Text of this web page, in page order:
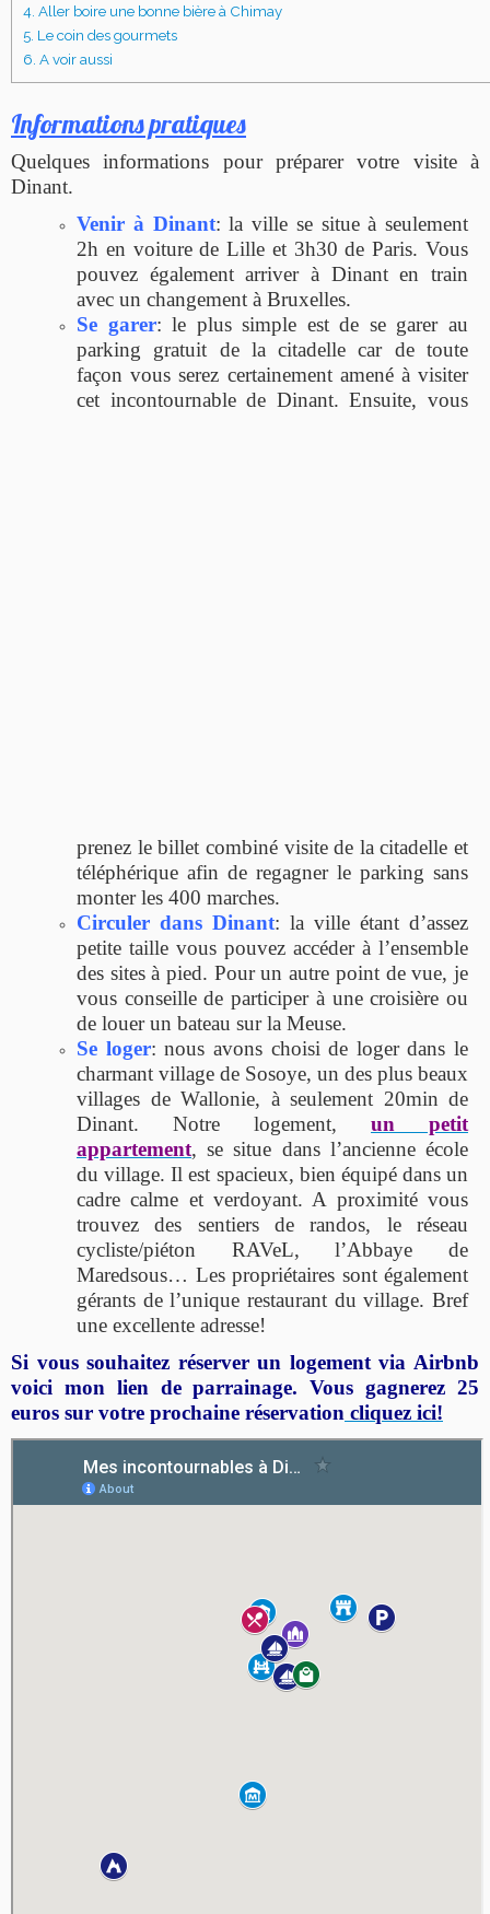
4. Aller boire une bonne bière à Chimay
5. Le coin des gourmets
6. A voir aussi
Informations pratiques
Quelques informations pour préparer votre visite à
Dinant.
Venir à Dinant: la ville se situe à seulement
2h en voiture de Lille et 3h30 de Paris. Vous
pouvez également arriver à Dinant en train
avec un changement à Bruxelles.
Se garer: le plus simple est de se garer au
parking gratuit de la citadelle car de toute
façon vous serez certainement amené à visiter
cet incontournable de Dinant. Ensuite, vous
prenez le billet combiné visite de la citadelle et
téléphérique afin de regagner le parking sans
monter les 400 marches.
Circuler dans Dinant: la ville étant d’assez
petite taille vous pouvez accéder à l’ensemble
des sites à pied. Pour un autre point de vue, je
vous conseille de participer à une croisière ou
de louer un bateau sur la Meuse.
Se loger: nous avons choisi de loger dans le
charmant village de Sosoye, un des plus beaux
villages de Wallonie, à seulement 20min de
Dinant. Notre logement, un petit
appartement, se situe dans l’ancienne école
du village. Il est spacieux, bien équipé dans un
cadre calme et verdoyant. A proximité vous
trouvez des sentiers de randos, le réseau
cycliste/piéton RAVeL, l’Abbaye de
Maredsous… Les propriétaires sont également
gérants de l’unique restaurant du village. Bref
une excellente adresse!
Si vous souhaitez réserver un logement via Airbnb
voici mon lien de parrainage. Vous gagnerez 25
euros sur votre prochaine réservation cliquez ici!